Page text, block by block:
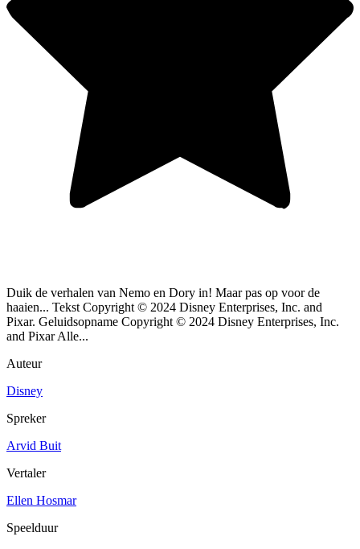
Duik de verhalen van Nemo en Dory in! Maar pas op voor de
haaien... Tekst Copyright © 2024 Disney Enterprises, Inc. and
Pixar. Geluidsopname Copyright © 2024 Disney Enterprises, Inc.
and Pixar Alle...
Auteur
Disney
Spreker
Arvid Buit
Vertaler
Ellen Hosmar
Speelduur